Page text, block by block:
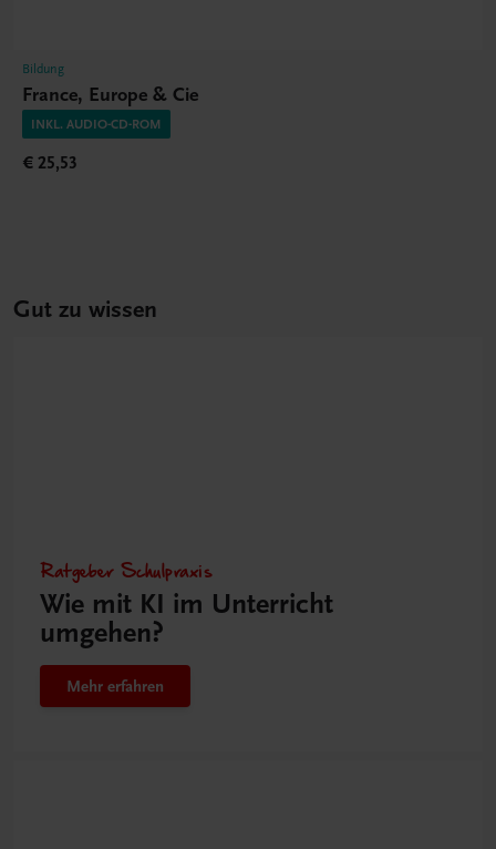
Bildung
France, Europe & Cie
INKL. AUDIO-CD-ROM
€ 25,53
Gut zu wissen
Ratgeber Schulpraxis
Wie mit KI im Unterricht
umgehen?
Mehr erfahren